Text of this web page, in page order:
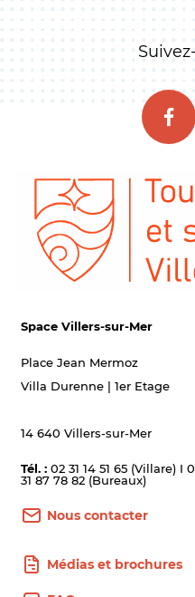
Space Villers-sur-Mer
Place Jean Mermoz
Villa Durenne | 1er Etage
14 640 Villers-sur-Mer
Tél. : 02 31 14 51 65 (Villare) I
31 87 78 82 (Bureaux)
Nous contacter
Médias et brochures